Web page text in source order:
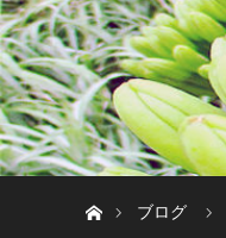
ブログ